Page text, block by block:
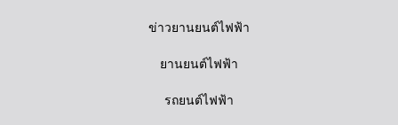
ข่าวยานยนต์ไฟฟ้า
ยานยนต์ไฟฟ้า
รถยนต์ไฟฟ้า